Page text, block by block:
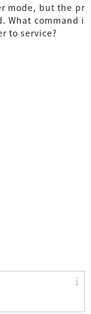
mode, but the pr
What command i
to service?